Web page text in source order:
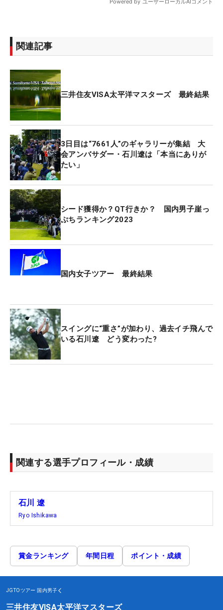
関連記事
三井住友VISA太平洋マスターズ 最終結果
3日目は“7661人”のギャラリーが集結 大
会アンバサダー・石川遼は「本当にありが
たい」
シード獲得か？QT行きか？ 国内男子崖っ
ぷちランキング2023
国内女子ツアー 最終結果
スイングに“重さ”が加わり、過去イチ飛んで
いる石川遼 どう変わった?
関連する選手プロフィール・成績
石川 遼
Ryo Ishikawa
賞金ランキング 年間日程 ポイント・成績
JGTOツアー 国内男子
三井住友VISA太平洋マスターズ